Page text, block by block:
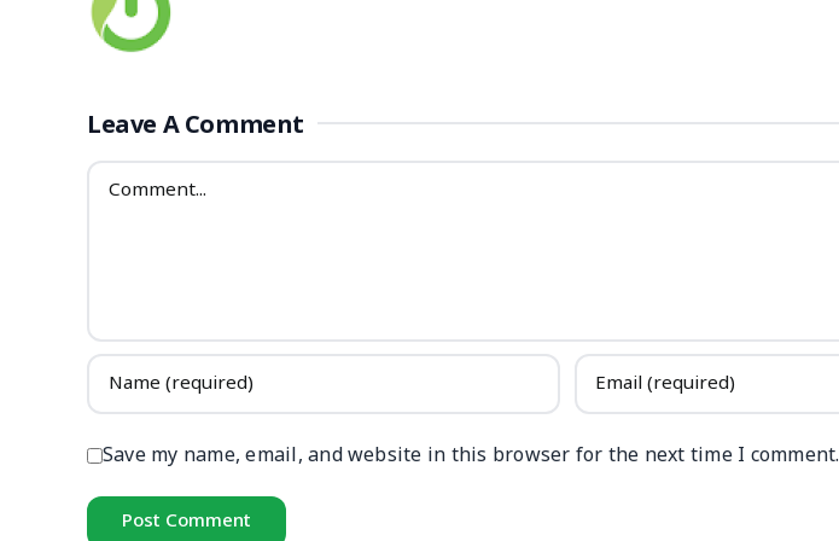
Leave A Comment
Comment
Save my name, email, and website in this browser for the next time I comment.